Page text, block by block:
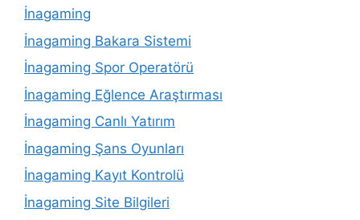
İnagaming
İnagaming Bakara Sistemi
İnagaming Spor Operatörü
İnagaming Eğlence Araştırması
İnagaming Canlı Yatırım
İnagaming Şans Oyunları
İnagaming Kayıt Kontrolü
İnagaming Site Bilgileri